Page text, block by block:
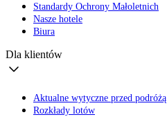
Standardy Ochrony Małoletnich
Nasze hotele
Biura
Dla klientów
Aktualne wytyczne przed podróżą
Rozkłady lotów